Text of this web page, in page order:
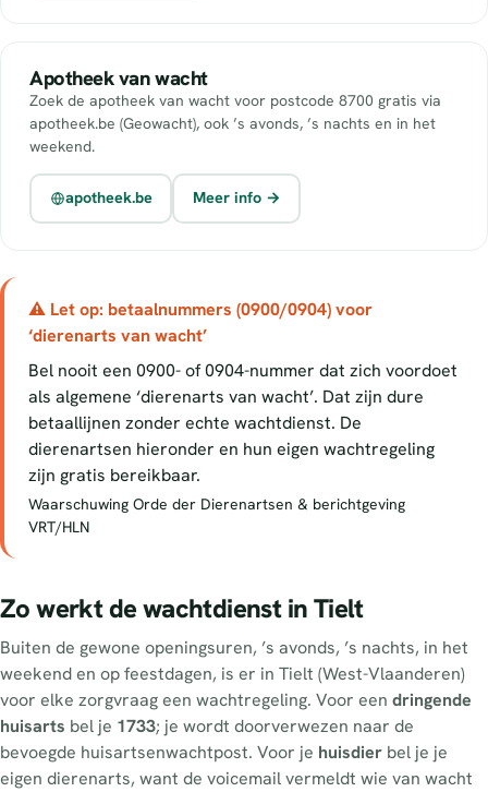
Apotheek van wacht
Zoek de apotheek van wacht voor postcode 8700 gratis via
apotheek.be (Geowacht), ook ’s avonds, ’s nachts en in het
weekend.
apotheek.be Meer info →
⚠ Let op: betaalnummers (0900/0904) voor
‘dierenarts van wacht’
Bel nooit een 0900- of 0904-nummer dat zich voordoet
als algemene ‘dierenarts van wacht’. Dat zijn dure
betaallijnen zonder echte wachtdienst. De
dierenartsen hieronder en hun eigen wachtregeling
zijn gratis bereikbaar.
Waarschuwing Orde der Dierenartsen & berichtgeving
VRT/HLN
Zo werkt de wachtdienst in Tielt
Buiten de gewone openingsuren, ’s avonds, ’s nachts, in het
weekend en op feestdagen, is er in Tielt (West-Vlaanderen)
voor elke zorgvraag een wachtregeling. Voor een dringende
huisarts bel je 1733; je wordt doorverwezen naar de
bevoegde huisartsenwachtpost. Voor je huisdier bel je je
eigen dierenarts, want de voicemail vermeldt wie van wacht